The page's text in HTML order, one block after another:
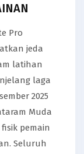
Pro
jeda
latihan
laga
2025
Muda
pemain
Seluruh